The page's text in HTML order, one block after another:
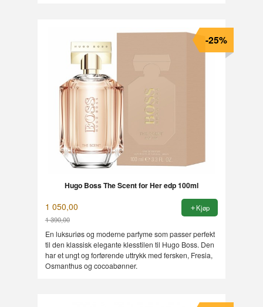
Hugo Boss The Scent for Her edp 100ml
1 050,00
1 390,00
Rabatt
-25%
Kjøp
En luksuriøs og moderne parfyme som passer perfekt
til den klassisk elegante klesstilen til Hugo Boss. Den
har et ungt og forførende uttrykk med fersken, Fresia,
Osmanthus og cocoabønner.